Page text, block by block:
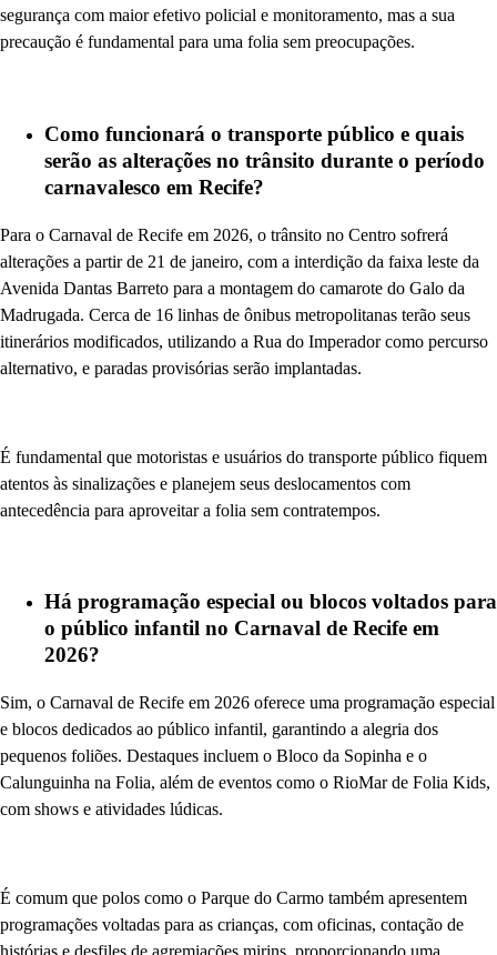
segurança com maior efetivo policial e monitoramento, mas a sua
precaução é fundamental para uma folia sem preocupações.
Como funcionará o transporte público e quais
serão as alterações no trânsito durante o período
carnavalesco em Recife?
Para o Carnaval de Recife em 2026, o trânsito no Centro sofrerá
alterações a partir de 21 de janeiro, com a interdição da faixa leste da
Avenida Dantas Barreto para a montagem do camarote do Galo da
Madrugada. Cerca de 16 linhas de ônibus metropolitanas terão seus
itinerários modificados, utilizando a Rua do Imperador como percurso
alternativo, e paradas provisórias serão implantadas.
É fundamental que motoristas e usuários do transporte público fiquem
atentos às sinalizações e planejem seus deslocamentos com
antecedência para aproveitar a folia sem contratempos.
Há programação especial ou blocos voltados para
o público infantil no Carnaval de Recife em
2026?
Sim, o Carnaval de Recife em 2026 oferece uma programação especial
e blocos dedicados ao público infantil, garantindo a alegria dos
pequenos foliões. Destaques incluem o Bloco da Sopinha e o
Calunguinha na Folia, além de eventos como o RioMar de Folia Kids,
com shows e atividades lúdicas.
É comum que polos como o Parque do Carmo também apresentem
programações voltadas para as crianças, com oficinas, contação de